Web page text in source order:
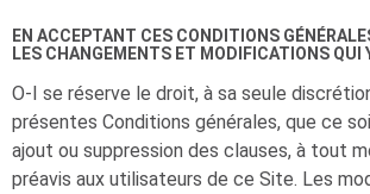
EN ACCEPTANT CES CONDITIONS
LES CHANGEMENTS ET MODIFICATIONS QUI
O-I se réserve le droit, à sa seule
présentes Conditions générales, que ce
ajout ou suppression des clauses, à tout
préavis aux utilisateurs de ce Site. Les